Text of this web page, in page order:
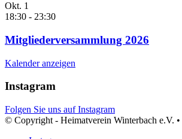
Okt. 1
18:30 - 23:30
Mitgliederversammlung 2026
Kalender anzeigen
Instagram
Folgen Sie uns auf Instagram
© Copyright - Heimatverein Winterbach e.V. •